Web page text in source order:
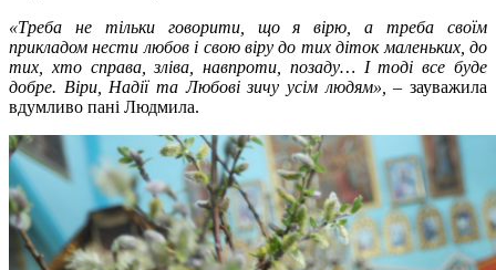
«Треба не тільки говорити, що я вірю, а треба своїм
прикладом нести любов і свою віру до тих діток маленьких, до
тих, хто справа, зліва, навпроти, позаду… І тоді все буде
добре. Віри, Надії та Любові зичу усім людям», – зауважила
вдумливо пані Людмила.